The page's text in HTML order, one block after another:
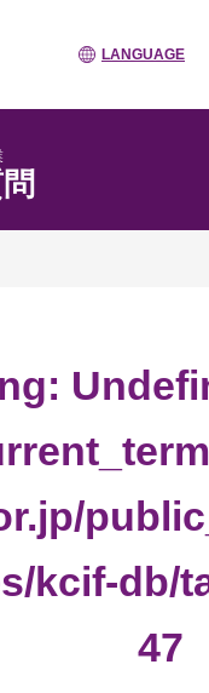
LANGUAGE
:
kcif-db/
47